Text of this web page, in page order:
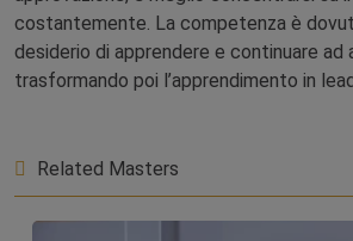
costantemente. La competenza è
desiderio di apprendere e continuare ad
trasformando poi l’apprendimento in
Related Masters